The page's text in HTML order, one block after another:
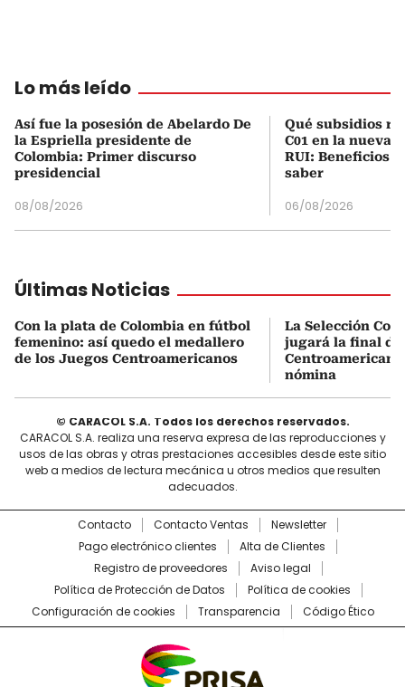
Lo más leído
Así fue la posesión de Abelardo De
la Espriella presidente de
Colombia: Primer discurso
presidencial
08/08/2026
Qué subsidios
C01 en la nueva
RUI: Beneficios
saber
06/08/2026
Últimas Noticias
Con la plata de Colombia en fútbol
femenino: así quedo el medallero
de los Juegos Centroamericanos
La Selección
jugará la final de
nómina
© CARACOL S.A. Todos los derechos reservados.
CARACOL S.A. realiza una reserva expresa de las reproducciones y
usos de las obras y otras prestaciones accesibles desde este sitio
web a medios de lectura mecánica u otros medios que resulten
adecuados.
Contacto Contacto Ventas
Newsletter
Pago electrónico clientes
Alta de Clientes
Registro de proveedores
Aviso legal
Política de Protección de Datos
Política de cookies
Configuración de cookies
Transparencia Código Ético